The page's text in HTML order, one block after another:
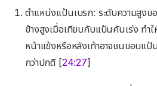
ตำแหน่งแป้นเบรก: ระดับความสูงข
ข้างสูงเมื่อเทียบกับแป้นคันเร่ง ทำใ
หน้าแข้งหรือหลังเท้าอาจชนขอบแป้
กว่าปกติ [24:27]